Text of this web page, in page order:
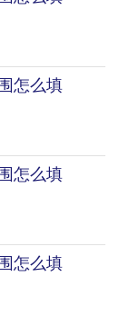
怎么填
怎么填
怎么填